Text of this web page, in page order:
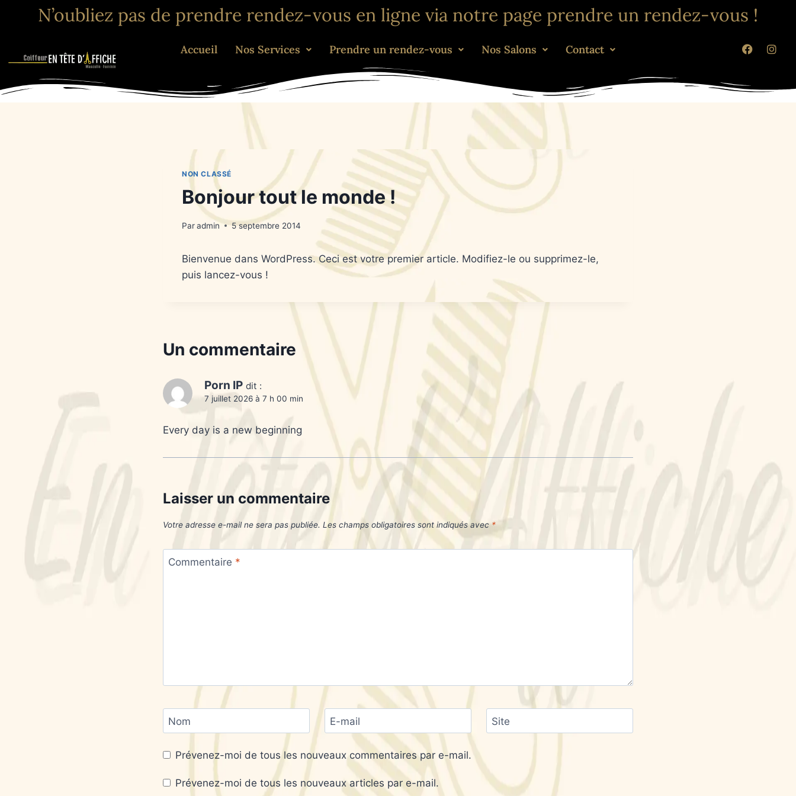
N’oubliez pas de prendre rendez-vous en ligne via notre page prendre un rendez-vous !
Accueil Nos Services Prendre un rendez-vous Nos Salons Contact
NON CLASSÉ
Bonjour tout le monde !
Paradmin 5 septembre 2014
Bienvenue dans WordPress. Ceci est votre premier article. Modifiez-le ou supprimez-le,
puis lancez-vous !
Un commentaire
Porn IP dit :
7 juillet 2026 à 7 h 00 min
Every day is a new beginning
Laisser un commentaire
Votre adresse e-mail ne sera pas publiée. Les champs obligatoires sont indiqués avec*
Commentaire *
Nom E-mail Site
Prévenez-moi de tous les nouveaux commentaires par e-mail.
Prévenez-moi de tous les nouveaux articles par e-mail.